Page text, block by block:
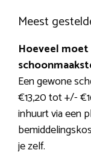
Meest
Hoeveel
Een gewone
€13,20 tot +/-
inhuurt via een
je zelf.